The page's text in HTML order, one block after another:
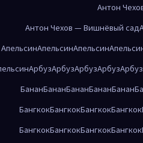
Антон
Антон Чехов — Вишнёвый сад
АпельсинАпельсинАпельсин
АрбузАрбузАрбузАрбузАрбуз
БананБананБананБананБанан
БангкокБангкокБангкокБангкок
БангкокБангкокБангкокБангкок